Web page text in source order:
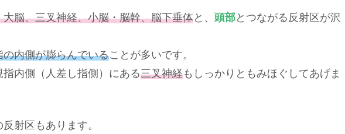
大脳、三叉神経、小脳・脳幹、脳下垂体と、 頭部とつながる反射区が沢
の内側が膨らんでいることが多いです。
内側（人差し指側）にある三叉神経もしっかりともみほぐしてあげま
反射区もあります。